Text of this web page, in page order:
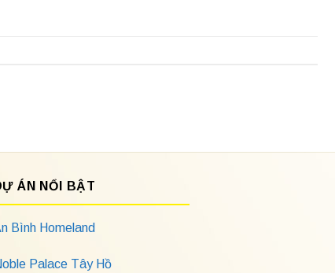
ÁN NỔI BẬT
Bình Homeland
Palace Tây Hồ